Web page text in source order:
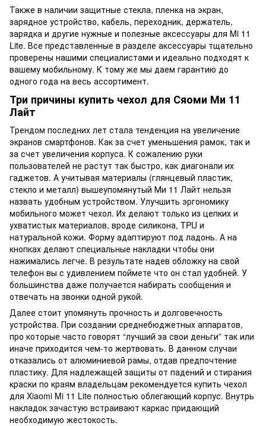
Также в наличии защитные стекла, пленка на экран,
зарядное устройство, кабель, переходник, держатель,
зарядка и другие нужные и полезные аксессуары для Mi 11
Lite. Все представленные в разделе аксессуары тщательно
проверены нашими специалистами и идеально подходят к
вашему мобильному. К тому же мы даем гарантию до
одного года на весь ассортимент.
Три причины купить чехол для Сяоми Ми 11
Лайт
Трендом последних лет стала тенденция на увеличение
экранов смартфонов. Как за счет уменьшения рамок, так и
за счет увеличения корпуса. К сожалению руки
пользователей не растут так быстро, как диагонали их
гаджетов. А учитывая материалы (глянцевый пластик,
стекло и металл) вышеупомянутый Ми 11 Лайт нельзя
назвать удобным устройством. Улучшить эргономику
мобильного может чехол. Их делают только из цепких и
ухватистых материалов, вроде силикона, TPU и
натуральной кожи. Форму адаптируют под ладонь. А на
кнопках делают специальные накладки чтобы они
нажимались легче. В результате надев обложку на свой
телефон вы с удивлением поймете что он стал удобней. У
большинства даже получается набирать сообщения и
отвечать на звонки одной рукой.
Далее стоит упомянуть прочность и долговечность
устройства. При создании среднебюджетных аппаратов,
про которые часто говорят “лучший за свои деньги” так или
иначе приходится чем-то жертвовать. В данном случаи
отказались от алюминиевой рамы, отдав предпочтение
пластику. Для надлежащей защиты от падений и стирания
краски по краям владельцам рекомендуется купить чехол
для Xiaomi Mi 11 Lite полностью облегающий корпус. Внутрь
накладок зачастую встраивают каркас придающий
необходимую жестокость.